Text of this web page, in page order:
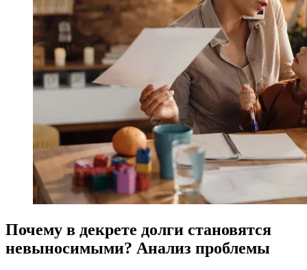
Почему в декрете долги становятся
невыносимыми? Анализ проблемы